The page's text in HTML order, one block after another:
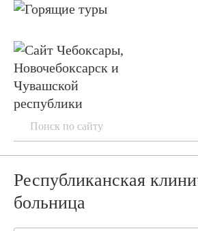
Республиканская
больница